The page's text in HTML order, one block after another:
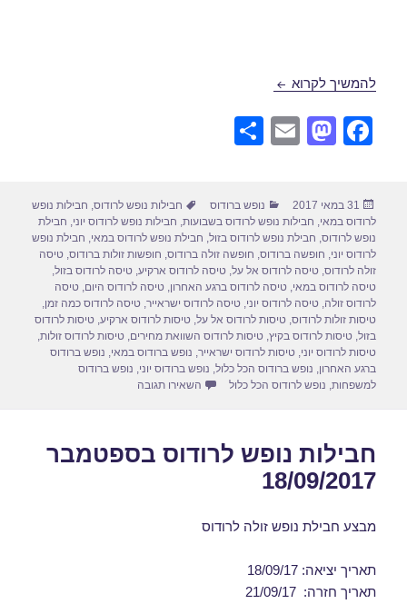
להמשיך לקרוא חבילות נופש לרודוס ביוני 15/06/2017
F
e
b
o
o
k
M
o
d
o
n
E
e
פורסם
בתאריך
31 במאי 2017 קטגוריות
נופש ברודוס תגיות
חבילות נופש לרודוס, חבילות נופש
לרודוס במאי, חבילות נופש לרודוס בשבועות, חבילות נופש לרודוס יוני, חבילת
נופש לרודוס, חבילת נופש לרודוס בזול, חבילת נופש לרודוס במאי, חבילת נופש
לרודוס יוני, חופשה ברודוס, חופשה זולה ברודוס, חופשות זולות ברודוס,טיסה
זולה לרודוס,טיסה לרודוס אל על,טיסה לרודוס ארקיע,טיסה לרודוס בזול,
טיסה לרודוס במאי,טיסה לרודוס ברגע האחרון,טיסה לרודוס היום,טיסה
לרודוס זולה,טיסה לרודוס יוני,טיסה לרודוס ישראייר,טיסה לרודוס כמה זמן,
טיסות זולות לרודוס,טיסות לרודוס אל על,טיסות לרודוס ארקיע,טיסות לרודוס
בזול,טיסות לרודוס בקיץ,טיסות לרודוס השוואת מחירים,טיסות לרודוס זולות,
טיסות לרודוס יוני,טיסות לרודוס ישראייר, נופש ברודוס במאי, נופש ברודוס
ברגע האחרון, נופש ברודוס הכל כלול, נופש ברודוס יוני, נופש ברודוס
למשפחות, נופש לרודוס הכל כלול השאירו תגובה
חבילות נופש לרודוס בספטמבר
18/09/2017
מבצע חבילת נופש זולה לרודוס
תאריך יציאה: 18/09/17
תאריך חזרה: 21/09/17